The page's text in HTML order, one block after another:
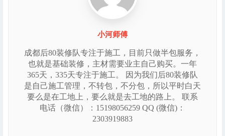
小河师傅
成都后80装修队专注于施工，目前只做半包服务，
也就是基础装修，主材需要业主自己购买。一年
365天，335天专注于施工。 因为我们后80装修队
是自己施工管理，不转包，不分包，所以平时白天
要么是在工地上，要么就是去工地的路上。 联系
电话（微信）：15198056259 QQ (微信)：
2303919883